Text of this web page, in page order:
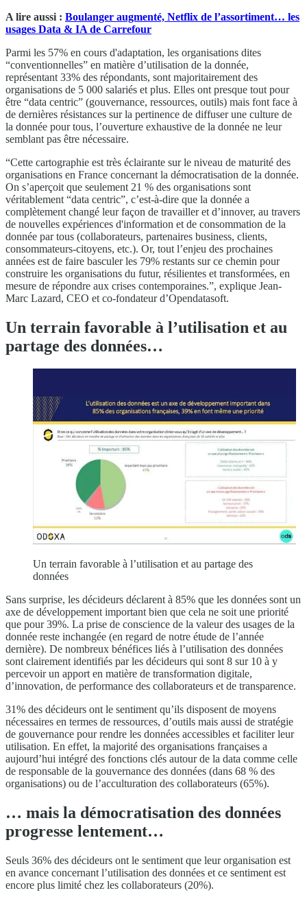
A lire aussi : Boulanger augmenté, Netflix de l’assortiment… les
usages Data & IA de Carrefour
Parmi les 57% en cours d'adaptation, les organisations dites
“conventionnelles” en matière d’utilisation de la donnée,
représentant 33% des répondants, sont majoritairement des
organisations de 5 000 salariés et plus. Elles ont presque tout pour
être “data centric” (gouvernance, ressources, outils) mais font face à
de dernières résistances sur la pertinence de diffuser une culture de
la donnée pour tous, l’ouverture exhaustive de la donnée ne leur
semblant pas être nécessaire.
“Cette cartographie est très éclairante sur le niveau de maturité des
organisations en France concernant la démocratisation de la donnée.
On s’aperçoit que seulement 21 % des organisations sont
véritablement “data centric”, c’est-à-dire que la donnée a
complètement changé leur façon de travailler et d’innover, au travers
de nouvelles expériences d'information et de consommation de la
donnée par tous (collaborateurs, partenaires business, clients,
consommateurs-citoyens, etc.). Or, tout l’enjeu des prochaines
années est de faire basculer les 79% restants sur ce chemin pour
construire les organisations du futur, résilientes et transformées, en
mesure de répondre aux crises contemporaines.”, explique Jean-
Marc Lazard, CEO et co-fondateur d’Opendatasoft.
Un terrain favorable à l’utilisation et au
partage des données…
Un terrain favorable à l’utilisation et au partage des
données
Sans surprise, les décideurs déclarent à 85% que les données sont un
axe de développement important bien que cela ne soit une priorité
que pour 39%. La prise de conscience de la valeur des usages de la
donnée reste inchangée (en regard de notre étude de l’année
dernière). De nombreux bénéfices liés à l’utilisation des données
sont clairement identifiés par les décideurs qui sont 8 sur 10 à y
percevoir un apport en matière de transformation digitale,
d’innovation, de performance des collaborateurs et de transparence.
31% des décideurs ont le sentiment qu’ils disposent de moyens
nécessaires en termes de ressources, d’outils mais aussi de stratégie
de gouvernance pour rendre les données accessibles et faciliter leur
utilisation. En effet, la majorité des organisations françaises a
aujourd’hui intégré des fonctions clés autour de la data comme celle
de responsable de la gouvernance des données (dans 68 % des
organisations) ou de l’acculturation des collaborateurs (65%).
… mais la démocratisation des données
progresse lentement…
Seuls 36% des décideurs ont le sentiment que leur organisation est
en avance concernant l’utilisation des données et ce sentiment est
encore plus limité chez les collaborateurs (20%).